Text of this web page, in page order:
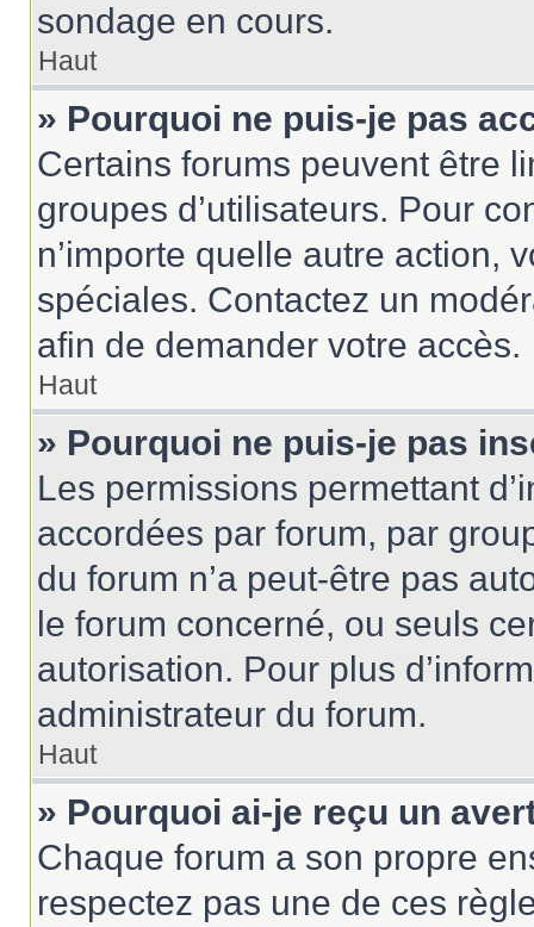
sondage en cours.
Haut
» Pourquoi ne puis-je pas
Certains forums peuvent être
groupes d’utilisateurs. Pour
n’importe quelle autre action,
spéciales. Contactez un
afin de demander votre accès.
Haut
» Pourquoi ne puis-je pas
Les permissions permettant
accordées par forum, par
du forum n’a peut-être pas
le forum concerné, ou seuls
autorisation. Pour plus
administrateur du forum.
Haut
» Pourquoi ai-je reçu un
Chaque forum a son propre
respectez pas une de ces